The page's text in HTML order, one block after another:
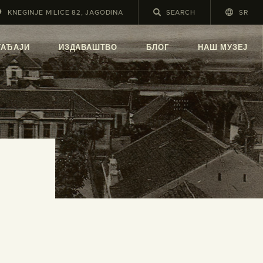
KNEGINJE MILICE 82, JAGODINA SR
ИЗДАВАШТВО БЛОГ НАШ МУЗЕЈ